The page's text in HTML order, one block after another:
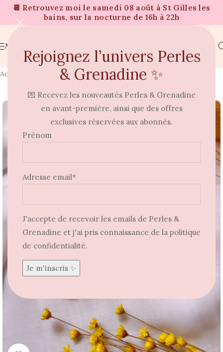
Rejoignez l’univers Perles
& Grenadine ✨
💌 Recevez les nouveautés Perles & Grenadine
en avant-première, ainsi que des offres
exclusives réservées aux abonnés.
Prénom
Adresse email*
J'accepte de recevoir les emails de Perles &
Grenadine et j'ai pris connaissance de la politique
de confidentialité.
📆 Retrouvez moi le samedi 08 août à St Gilles les
bains, sur la nocturne de 16h à 22h
MENU
Accueil Boucles d'oreilles
⭐